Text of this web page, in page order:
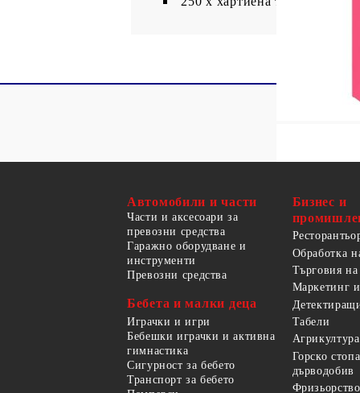
Автомобили и части
Части и аксесоари за
превозни средства
Гаражно оборудване и
инструменти
Превозни средства
Бебета и малки деца
Играчки и игри
Бебешки играчки и активна
гимнастика
Сигурност за бебето
Транспорт за бебето
Бизнес и
Обработка
Търговия
Маркетинг
Табели
Агрикултура
Горско
дърводобив